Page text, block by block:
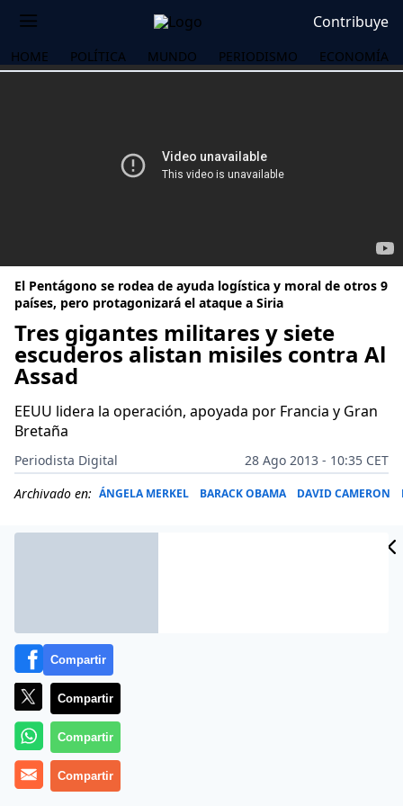
Contribuye
HOME POLÍTICA MUNDO PERIODISMO ECONOMÍA
El Pentágono se rodea de ayuda logística y moral de otros 9
países, pero protagonizará el ataque a Siria
Tres gigantes militares y siete
escuderos alistan misiles contra Al
Assad
EEUU lidera la operación, apoyada por Francia y Gran
Bretaña
Periodista Digital
28 Ago 2013 - 10:35 CET
Archivado en: ÁNGELA MERKEL BARACK OBAMA DAVID CAMERON
Más información
Compartir
Compartir
Compartir
Compartir